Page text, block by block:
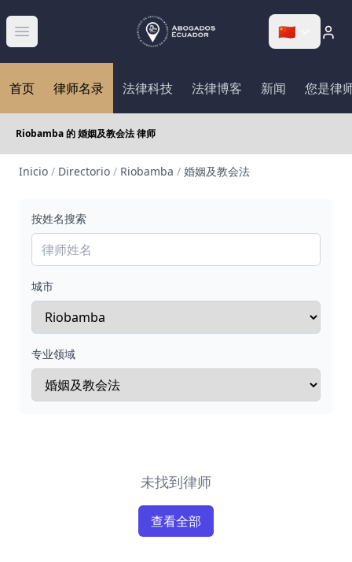
Abrir menú 🇨🇳
首页 律师名录 法律科技 法律博客 新闻 您是律
Riobamba 的 婚姻及教会法 律师
Inicio / Directorio / Riobamba / 婚姻及教会法
按姓名搜索
城市
专业领域
未找到律师
查看全部